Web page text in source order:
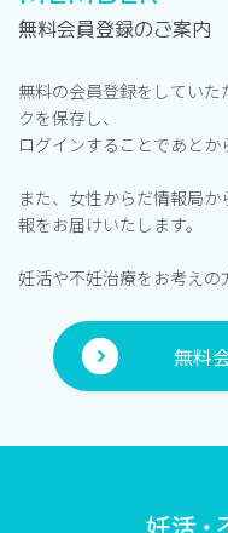
無料会員登録のご案内
無料の会員登録をしてい
クを保存し、
ログインすることであとか
また、女性からだ情報局
報をお届けいたします。
妊活や不妊治療をお考えの
無料